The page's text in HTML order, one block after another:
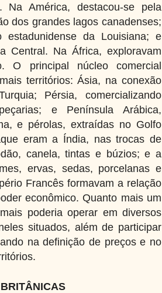
Na América, destacou-se pela
dos grandes lagos canadenses;
da Louisiana; e
Central. Na África, exploravam
O principal núcleo comercial
territórios: Ásia, na conexão
Pérsia, comercializando
e Península Arábica,
e pérolas, extraídas no Golfo
eram a Índia, nas trocas de
canela, tintas e búzios; e a
ervas, sedas, porcelanas e
Francês formavam a relação
econômico. Quanto mais um
poderia operar em diversos
situados, além de participar
na definição de preços e no